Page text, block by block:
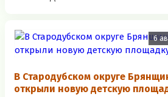
6
В Стародубском округе
открыли новую детскую